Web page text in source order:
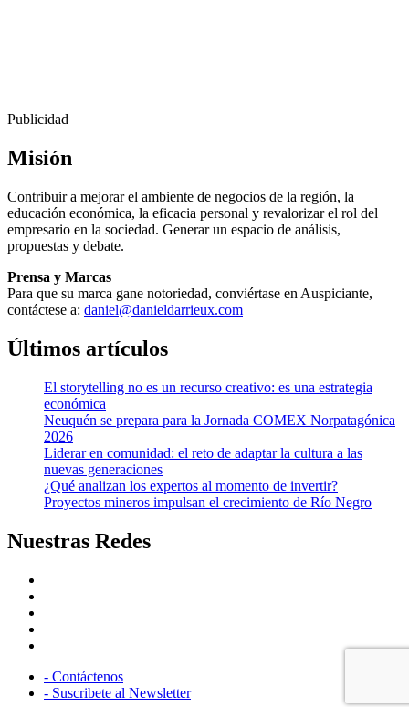
Publicidad
Misión
Contribuir a mejorar el ambiente de negocios de la región, la
educación económica, la eficacia personal y revalorizar el rol del
empresario en la sociedad. Generar un espacio de análisis,
propuestas y debate.
Prensa y Marcas
Para que su marca gane notoriedad, conviértase en Auspiciante,
contáctese a: daniel@danieldarrieux.com
Últimos artículos
El storytelling no es un recurso creativo: es una estrategia
económica
Neuquén se prepara para la Jornada COMEX Norpatagónica
2026
Liderar en comunidad: el reto de adaptar la cultura a las
nuevas generaciones
¿Qué analizan los expertos al momento de invertir?
Proyectos mineros impulsan el crecimiento de Río Negro
Nuestras Redes
- Contáctenos
- Suscribete al Newsletter